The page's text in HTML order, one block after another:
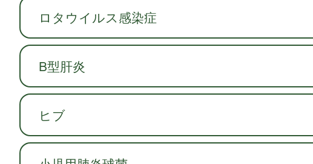
ロタウイルス感染症
B型肝炎
ヒブ